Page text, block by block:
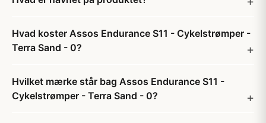
Hvad koster Assos Endurance S11 - Cykelstrømper -
Terra Sand - 0?
Hvilket mærke står bag Assos Endurance S11 -
Cykelstrømper - Terra Sand - 0?